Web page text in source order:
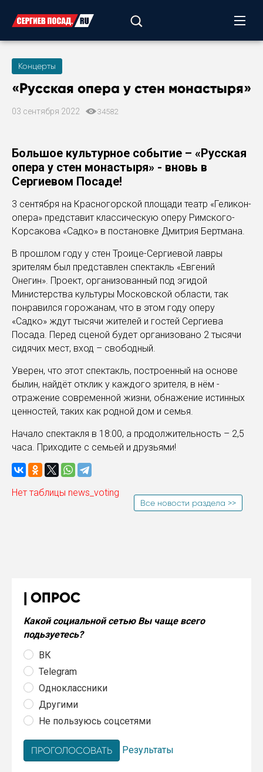
Концерты
«Русская опера у стен монастыря»
03 сентября 2022 34582
Большое культурное событие – «Русская
опера у стен монастыря» - вновь в
Сергиевом Посаде!
3 сентября на Красногорской площади театр «Геликон-
опера» представит классическую оперу Римского-
Корсакова «Садко» в постановке Дмитрия Бертмана.
В прошлом году у стен Троице-Сергиевой лавры
зрителям был представлен спектакль «Евгений
Онегин». Проект, организованный под эгидой
Министерства культуры Московской области, так
понравился горожанам, что в этом году оперу
«Садко» ждут тысячи жителей и гостей Сергиева
Посада. Перед сценой будет организовано 2 тысячи
сидячих мест, вход – свободный.
Уверен, что этот спектакль, построенный на основе
былин, найдёт отклик у каждого зрителя, в нём -
отражение современной жизни, обнажение истинных
ценностей, таких как родной дом и семья.
Начало спектакля в 18:00, а продолжительность – 2,5
часа. Приходите с семьей и друзьями!
Нет таблицы news_voting
Все новости раздела >>
ОПРОС
Какой социальной сетью Вы чаще всего
подьзуетесь?
ВК
Telegram
Одноклассники
Другими
Не пользуюсь соцсетями
Результаты